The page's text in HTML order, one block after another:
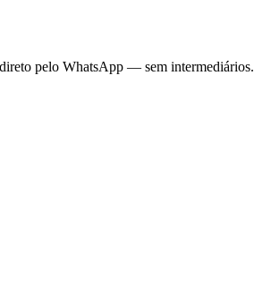
pelo WhatsApp — sem intermediários.